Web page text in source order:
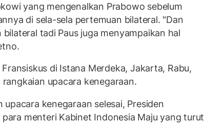
yang mengenalkan Prabowo sebelum
di sela-sela pertemuan bilateral. "Dan
tadi Paus juga menyampaikan hal
Fransiskus di Istana Merdeka, Jakarta, Rabu,
upacara kenegaraan.
upacara kenegaraan selesai, Presiden
menteri Kabinet Indonesia Maju yang turut